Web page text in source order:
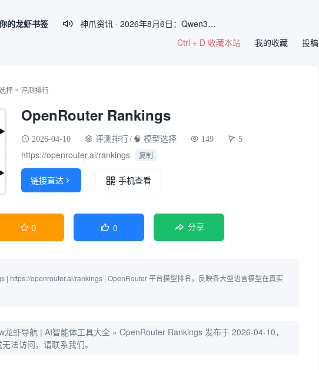
的龙虾书签 
神爪资讯 · 2026年8月6日：Qwen3.8-Max 2.4万亿参数将开源、Kimi K3 权重开放、Gemma 4 登顶开源前三
【神爪资讯】2026年8月5日 AI Agent 生态日报
我的收藏 投稿
Ctrl + D 收藏本站
择 » 评测排行
OpenRouter Rankings
2026-04-10 评测排行/ 🧠 模型选择 149 5
https://openrouter.ai/rankings 复制
链接直达  手机查看
 0  0 分享
| https://openrouter.ai/rankings | OpenRouter 平台模型排名，反映各大型语言模型在真实
龙虾导航 | AI智能体工具大全 » OpenRouter Rankings 发布于 2026-04-10，
法访问，请联系我们。